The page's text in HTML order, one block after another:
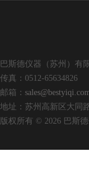
巴斯德仪器（苏州）有
传真：0512-65634826
邮箱：
地址：苏州高新区大同
版权所有 © 2026 巴斯